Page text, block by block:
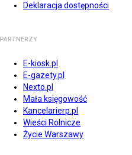
Deklaracja dostępności
PARTNERZY
E-kiosk.pl
E-gazety.pl
Nexto.pl
Mała księgowość
Kancelarierp.pl
Wieści Rolnicze
Życie Warszawy